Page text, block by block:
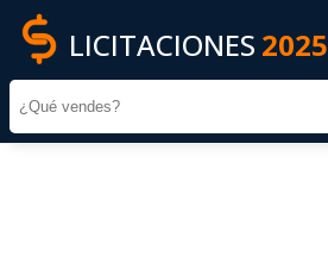
LICITACIONES 2025